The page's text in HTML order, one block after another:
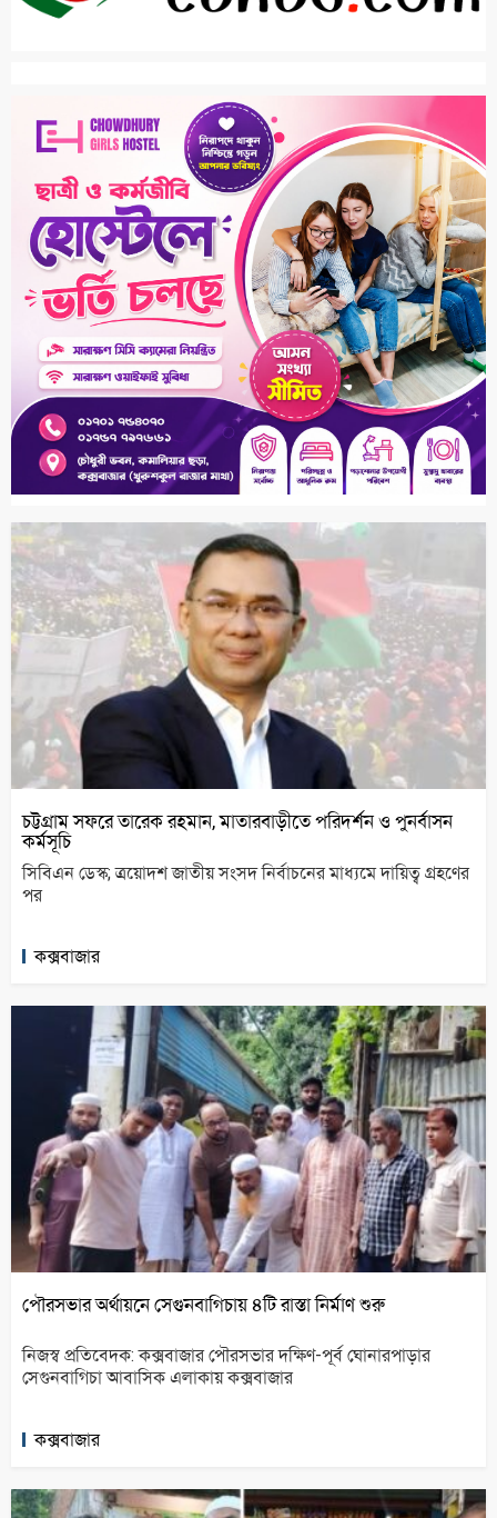
চট্টগ্রাম সফরে তারেক রহমান, মাতারবাড়ীতে পরিদর্শন ও পুনর্বাসন
কর্মসূচি
সিবিএন ডেস্ক; ত্রয়োদশ জাতীয় সংসদ নির্বাচনের মাধ্যমে দায়িত্ব গ্রহণের
পর
কক্সবাজার
পৌরসভার অর্থায়নে সেগুনবাগিচায় ৪টি রাস্তা নির্মাণ শুরু
নিজস্ব প্রতিবেদক: কক্সবাজার পৌরসভার দক্ষিণ-পূর্ব ঘোনারপাড়ার
সেগুনবাগিচা আবাসিক এলাকায় কক্সবাজার
কক্সবাজার